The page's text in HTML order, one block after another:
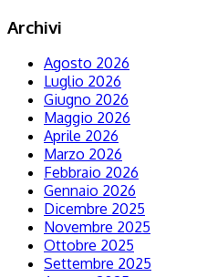
Archivi
Agosto 2026
Luglio 2026
Giugno 2026
Maggio 2026
Aprile 2026
Marzo 2026
Febbraio 2026
Gennaio 2026
Dicembre 2025
Novembre 2025
Ottobre 2025
Settembre 2025